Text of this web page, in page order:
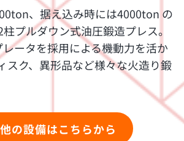
、据え込み時には4000ton の
プルダウン式油圧鍛造プレス。
ータを採用による機動力を活か
スク、異形品など様々な火造り鍛
の設備はこちらから